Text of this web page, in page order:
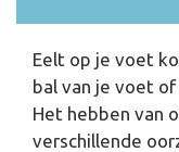
Eelt op je voet
bal van je voet
Het hebben van
verschillende